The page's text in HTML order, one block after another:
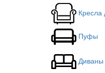
Кресла
Пуфы
Диваны